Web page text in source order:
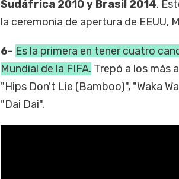
Sudáfrica 2010 y Brasil 2014.
la ceremonia de apertura de EEUU,
6- Es la primera en tener cuatro
Mundial de la FIFA. Trepó a los más
"Hips Don't Lie (Bamboo)", "Waka
"Dai Dai".